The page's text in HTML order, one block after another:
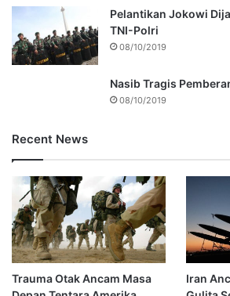
Pelantikan Jokowi
TNI-Polri
08/10/2019
Nasib Tragis
08/10/2019
Recent News
Trauma Otak Ancam Masa
Iran